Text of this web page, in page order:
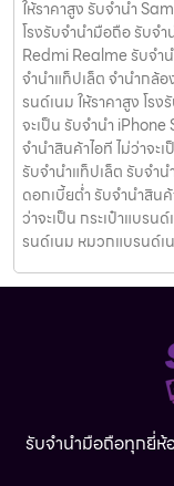
ให้ราคาสูง รับจำนำ
โรงรับจำนำมือถือ รับจ
Redmi Realme รับจำ
จำนำแท็ปเล็ต จำนำกล้
รนด์เนม ให้ราคาสูง โร
จะเป็น รับจำนำ
จำนำสินค้าไอที ไม่ว่าจะ
รับจำนำแท็ปเล็ต รับจำ
ดอกเบี้ยต่ำ รับจำนำสิน
ว่าจะเป็น กระเป๋าแบรน
รนด์เนม หมวกแบรนด์เ
รับจำนำมือถือทุกยี่